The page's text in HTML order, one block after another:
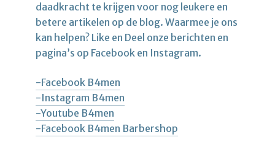
daadkracht te krijgen voor nog leukere en
betere artikelen op de blog. Waarmee je ons
kan helpen? Like en Deel onze berichten en
pagina’s op Facebook en Instagram.
-Facebook B4men
-Instagram B4men
-Youtube B4men
-Facebook B4men Barbershop